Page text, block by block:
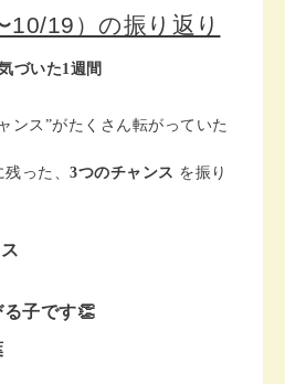
10/19）の振り返り
づいた1週間
ンス”がたくさん転がっていた
った、 3つのチャンス を振り
る子です👏